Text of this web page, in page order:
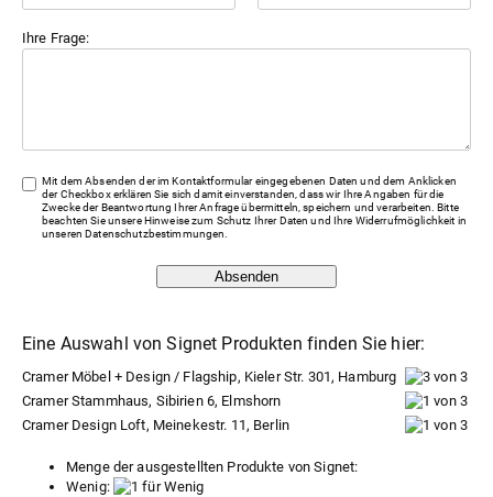
Ihre Frage:
Mit dem Absenden der im Kontaktformular eingegebenen Daten und dem Anklicken
der Checkbox erklären Sie sich damit einverstanden, dass wir Ihre Angaben für die
Zwecke der Beantwortung Ihrer Anfrage übermitteln, speichern und verarbeiten. Bitte
beachten Sie unsere Hinweise zum Schutz Ihrer Daten und Ihre Widerrufmöglichkeit in
unserenDatenschutzbestimmungen
Absenden
Eine Auswahl von Signet Produkten finden Sie hier:
Cramer Möbel + Design / Flagship, Kieler Str. 301, Hamburg
Cramer Stammhaus, Sibirien 6, Elmshorn
Cramer Design Loft, Meinekestr. 11, Berlin
Menge der ausgestellten Produkte von Signet:
Wenig: